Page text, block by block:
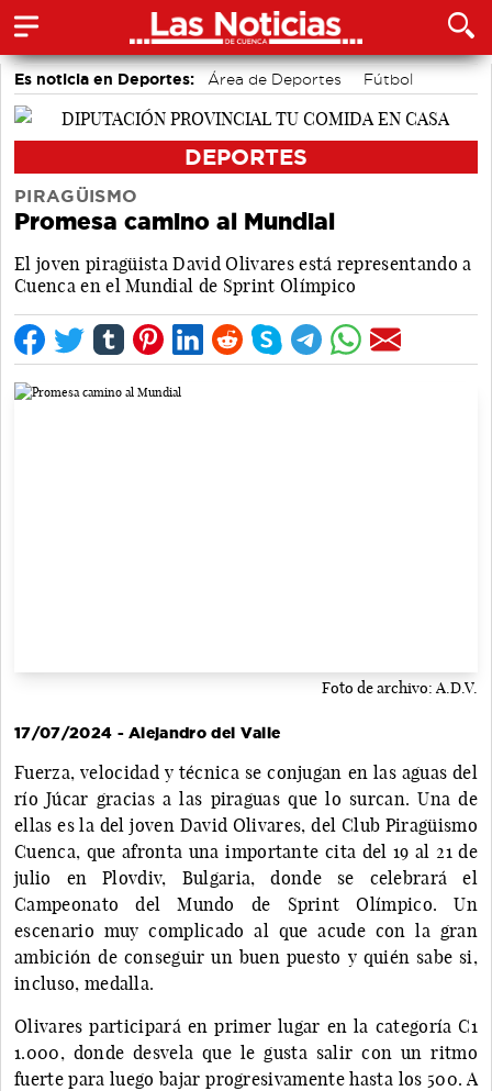
Es noticia en Deportes: Área de Deportes
Fútbol
Motor
Bolos conquenses
DEPORTES
PIRAGÜISMO
Promesa camino al Mundial
El joven piragüista David Olivares está representando a
Cuenca en el Mundial de Sprint Olímpico
Foto de archivo: A.D.V.
17/07/2024 - Alejandro del Valle
Fuerza, velocidad y técnica se conjugan en las aguas del
río Júcar gracias a las piraguas que lo surcan. Una de
ellas es la del joven David Olivares, del Club Piragüismo
Cuenca, que afronta una importante cita del 19 al 21 de
julio en Plovdiv, Bulgaria, donde se celebrará el
Campeonato del Mundo de Sprint Olímpico. Un
escenario muy complicado al que acude con la gran
ambición de conseguir un buen puesto y quién sabe si,
incluso, medalla.
Olivares participará en primer lugar en la categoría C1
1.000, donde desvela que le gusta salir con un ritmo
fuerte para luego bajar progresivamente hasta los 500. A